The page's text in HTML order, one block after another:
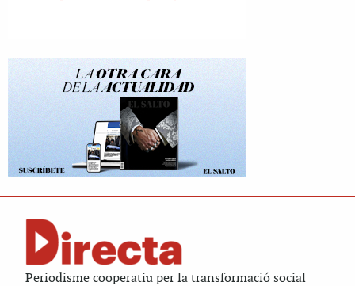
Periodisme cooperatiu per la transformació social